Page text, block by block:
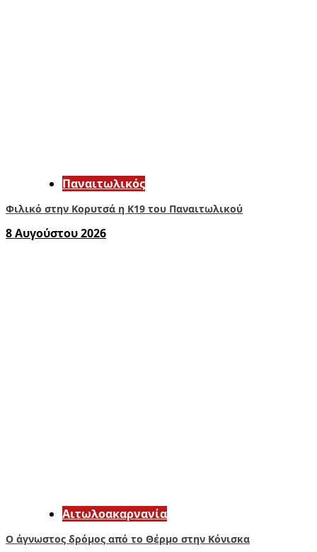
Παναιτωλικός
Φιλικό στην Κορυτσά η Κ19 του Παναιτωλικού
8 Αυγούστου 2026
Αιτωλοακαρνανία
Ο άγνωστος δρόμος από το Θέρμο στην Κόνισκα